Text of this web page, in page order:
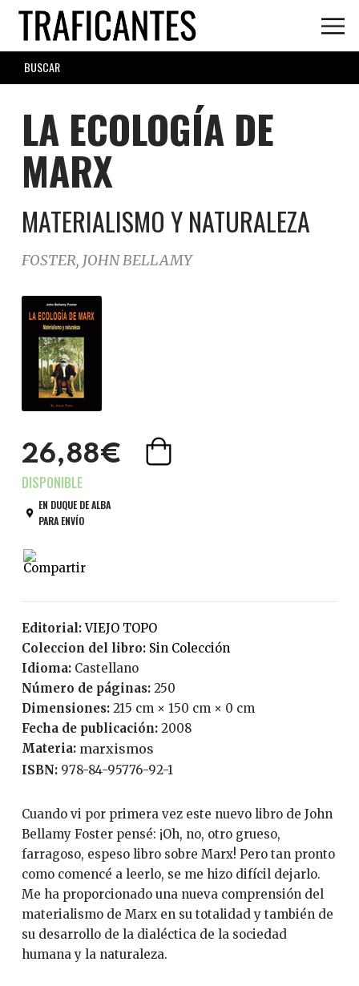
Skip
main
content
SEARCH
FORM
LA ECOLOGÍA DE
MARX
MATERIALISMO Y NATURALEZA
FOSTER, JOHN BELLAMY
26,88€
EN DUQUE DE ALBA
PARA ENVÍO
Editorial: VIEJO TOPO
Coleccion del libro:
Sin Colección
Idioma:
Castellano
Número de páginas:
250
Dimensiones: 215 cm × 150 cm × 0 cm
Fecha de publicación:
2008
Materia: marxismos
ISBN: 978-84-95776-92-1
Cuando vi por primera vez este nuevo libro de John
Bellamy Foster pensé: ¡Oh, no, otro grueso,
farragoso, espeso libro sobre Marx! Pero tan pronto
como comencé a leerlo, se me hizo difícil dejarlo.
Me ha proporcionado una nueva comprensión del
materialismo de Marx en su totalidad y también de
su desarrollo de la dialéctica de la sociedad
humana y la naturaleza.